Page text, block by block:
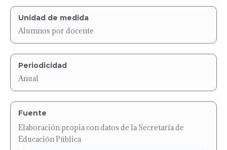
Unidad de medida
Alumnos por docente
Periodicidad
Anual
Fuente
Elaboración propia con datos de la Secretaría de
Educación Pública